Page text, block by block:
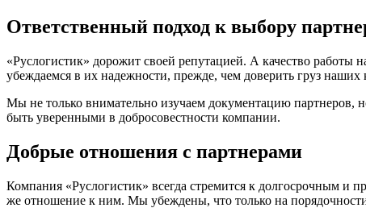
Ответственный подход к выбору
«Руслогистик» дорожит своей репутацией. А качество
убеждаемся в их надежности, прежде, чем доверить груз наших
Мы не только внимательно изучаем документацию партнеров,
быть уверенными в добросовестности компании.
Добрые отношения с партнерами
Компания «Руслогистик» всегда стремится к долгосрочным и
же отношение к ним. Мы убеждены, что только на